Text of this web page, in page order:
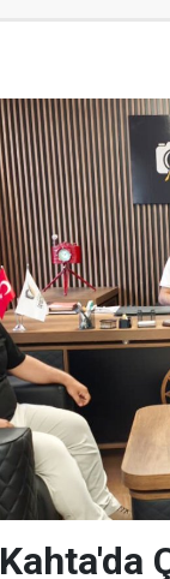
Kahta'da